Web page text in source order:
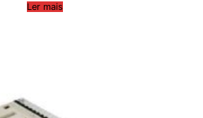
Ler mais